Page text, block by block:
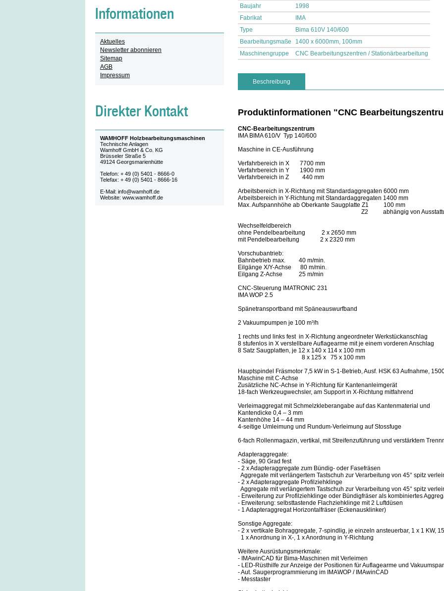
Baujahr
1998
Fabrikat
IMA
Type
Bima 610V 140/600
Bearbeitungsmaße
1400 x 6000mm, 100mm
Maschinengruppe
CNC Bearbeitungszentren / Stationärbearbeitung
Beschreibung
Produktinformationen "CNC
CNC-Bearbeitungszentrum
IMA BIMA 610/V Typ 140/600
Maschine in CE-Ausführung
Verfahrbereich in X 7700 mm
Verfahrbereich in Y 1900 mm
Verfahrbereich in Z 440 mm
Arbeitsbereich in X-Richtung mit Standardaggregaten 6000 mm
Arbeitsbereich in Y-Richtung mit Standardaggregaten 1400 mm
Max. Aufspannhöhe ab Oberkante Saugplatte Z1 100 mm
Z2 abhängig von Ausstattung /
Wechselfeldbereich
ohne Pendelbearbeitung 2 x 2650 mm
mit Pendelbearbeitung 2 x 2320 mm
Vorschubantrieb:
Bahnbetrieb max. 40 m/min.
Eilgänge X/Y-Achse 80 m/min.
Eilgang Z-Achse 25 m/min
CNC-Steuerung IMATRONIC 231
IMA WOP 2.5
Spänetransportband mit Späneauswurfband
2 Vakuumpumpen je 100 m³/h
1 rechts und links fest in X-Richtung angeordneter Werkstückanschlag
8 stufenlos in X verstellbare Auflagearme mit je einem vorderen Anschlag
8 Satz Saugplatten, je 12 x 140 x 114 x 100 mm
8 x 125 x 75 x 100 mm
Hauptspindel Fräsmotor 7,5 kW in S-1-Betrieb, Ausf. HSK 63 Aufnahme,
Maschine mit C-Achse
Zusätzliche NC-Achse in Y-Richtung für Kantenanleimgerät
18-fach Werkzeugwechsler, am Support in X-Richtung mitfahrend
Verleimaggregat mit Schmelzkleberangabe auf das Kantenmaterial und
Kantendicke 0,4 – 3 mm
Kantenhöhe 14 – 44 mm
4-seitige Umleimung und Rundum-Verleimung auf Stossfuge
6-fach Rollenmagazin, vertikal, mit Streifenzuführung und verstärktem
Adapteraggregate:
- Säge, 90 Grad fest
- 2 x Adapteraggregate zum Bündig- oder Fasefräsen
Aggregate mit verlängertem Tastschuh zur Verarbeitung von 45° spitz
- 2 x Adapteraggregate Profilziehklinge
Aggregate mit verlängertem Tastschuh zur Verarbeitung von 45° spitz
- Erweiterung zur Profilziehklinge oder Bündigfräser als kombiniertes
- Erweiterung: selbsttastende Flachziehklinge mit 2 Luftdüsen
- 1 Adapteraggregat Horizontalfräser (Eckenausklinker)
Sonstige Aggregate:
- 2 x vertikale Bohraggregate, 7-spindlig, je einzeln ansteuerbar, 1 x 1 KW,
1 x Anordnung in X-, 1 x Anordnung in Y-Richtung
Weitere Ausrüstungsmerkmale:
- IMAwinCAD für Bima-Maschinen mit Verleimen
- LED-Rüsthilfe zur Anzeige der Positionen für Auflagearme und
- Aut. Saugerprogrammierung im IMAWOP / IMAwinCAD
- Messtaster
Informationen
Aktuelles
Newsletter abonnieren
Sitemap
AGB
Impressum
Direkter Kontakt
WAMHOFF Holzbearbeitungsmaschinen
Technische Anlagen
Wamhoff GmbH & Co. KG
Brüsseler Straße 5
49124 Georgsmarienhütte
Telefon: + 49 (0) 5401 - 8666-0
Telefax: + 49 (0) 5401 - 8666-16
E-Mail: info@wamhoff.de
Website: www.wamhoff.de